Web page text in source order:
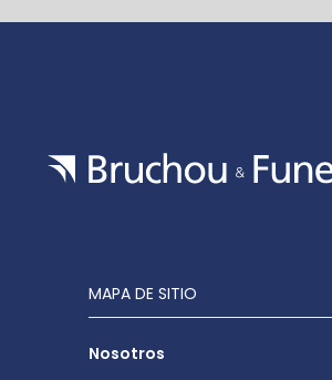
MAPA DE SITIO
Nosotros